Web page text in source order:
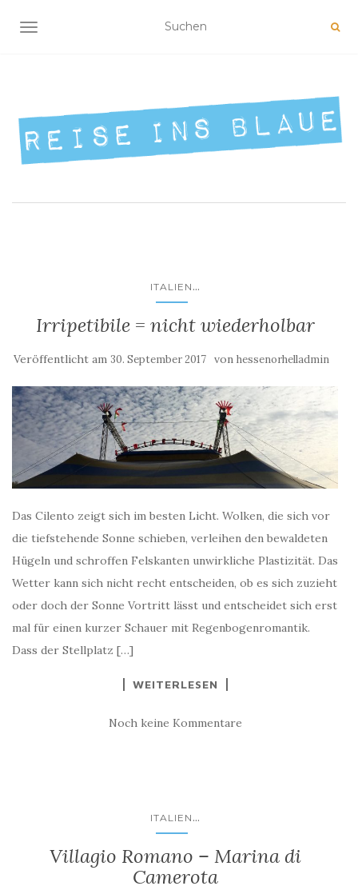
NAVIGATION UMSCHALTEN
ITALIEN ...
Irripetibile = nicht wiederholbar
Veröffentlicht am 30. September 2017 von hessenorhelladmin
Das Cilento zeigt sich im besten Licht. Wolken, die sich vor
die tiefstehende Sonne schieben, verleihen den bewaldeten
Hügeln und schroffen Felskanten unwirkliche Plastizität. Das
Wetter kann sich nicht recht entscheiden, ob es sich zuzieht
oder doch der Sonne Vortritt lässt und entscheidet sich erst
mal für einen kurzer Schauer mit Regenbogenromantik.
Dass der Stellplatz […]
WEITERLESEN
Noch keine Kommentare
ITALIEN ...
Villagio Romano – Marina di
Camerota